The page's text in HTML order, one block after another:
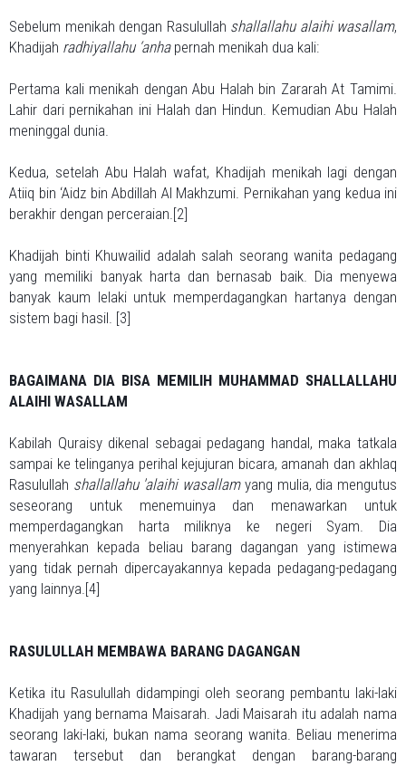
Sebelum menikah dengan Rasulullah shallallahu alaihi wasallam,
Khadijah radhiyallahu ‘anhapernah menikah dua kali:
Pertama kali menikah dengan Abu Halah bin Zararah At Tamimi.
Lahir dari pernikahan ini Halah dan Hindun. Kemudian Abu Halah
meninggal dunia.
Kedua, setelah Abu Halah wafat, Khadijah menikah lagi dengan
Atiiq bin ‘Aidz bin Abdillah Al Makhzumi. Pernikahan yang kedua ini
berakhir dengan perceraian.[2]
Khadijah binti Khuwailid adalah salah seorang wanita pedagang
yang memiliki banyak harta dan bernasab baik. Dia menyewa
banyak kaum lelaki untuk memperdagangkan hartanya dengan
sistem bagi hasil. [3]
BAGAIMANA DIA BISA MEMILIH MUHAMMAD SHALLALLAHU
ALAIHI WASALLAM
Kabilah Quraisy dikenal sebagai pedagang handal, maka tatkala
sampai ke telinganya perihal kejujuran bicara, amanah dan akhlaq
Rasulullah shallallahu 'alaihi wasallamyang mulia, dia mengutus
seseorang untuk menemuinya dan menawarkan untuk
memperdagangkan harta miliknya ke negeri Syam. Dia
menyerahkan kepada beliau barang dagangan yang istimewa
yang tidak pernah dipercayakannya kepada pedagang-pedagang
yang lainnya.[4]
RASULULLAH MEMBAWA BARANG DAGANGAN
Ketika itu Rasulullah didampingi oleh seorang pembantu laki-laki
Khadijah yang bernama Maisarah. Jadi Maisarah itu adalah nama
seorang laki-laki, bukan nama seorang wanita. Beliau menerima
tawaran tersebut dan berangkat dengan barang-barang